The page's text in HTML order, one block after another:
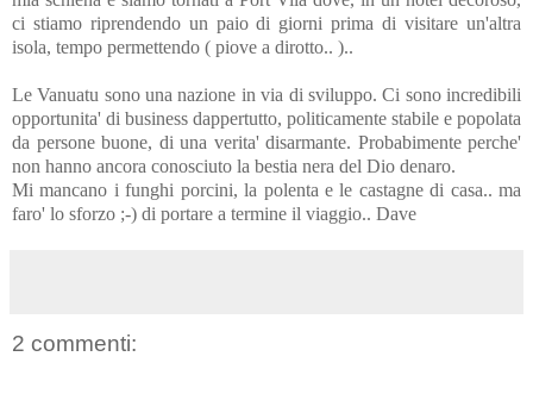
ci stiamo riprendendo un paio di giorni prima di visitare un'altra
isola, tempo permettendo ( piove a dirotto.. )..
Le Vanuatu sono una nazione in via di sviluppo. Ci sono incredibili
opportunita' di business dappertutto, politicamente stabile e popolata
da persone buone, di una verita' disarmante. Probabimente perche'
non hanno ancora conosciuto la bestia nera del Dio denaro.
Mi mancano i funghi porcini, la polenta e le castagne di casa.. ma
faro' lo sforzo ;-) di portare a termine il viaggio.. Dave
2 commenti: